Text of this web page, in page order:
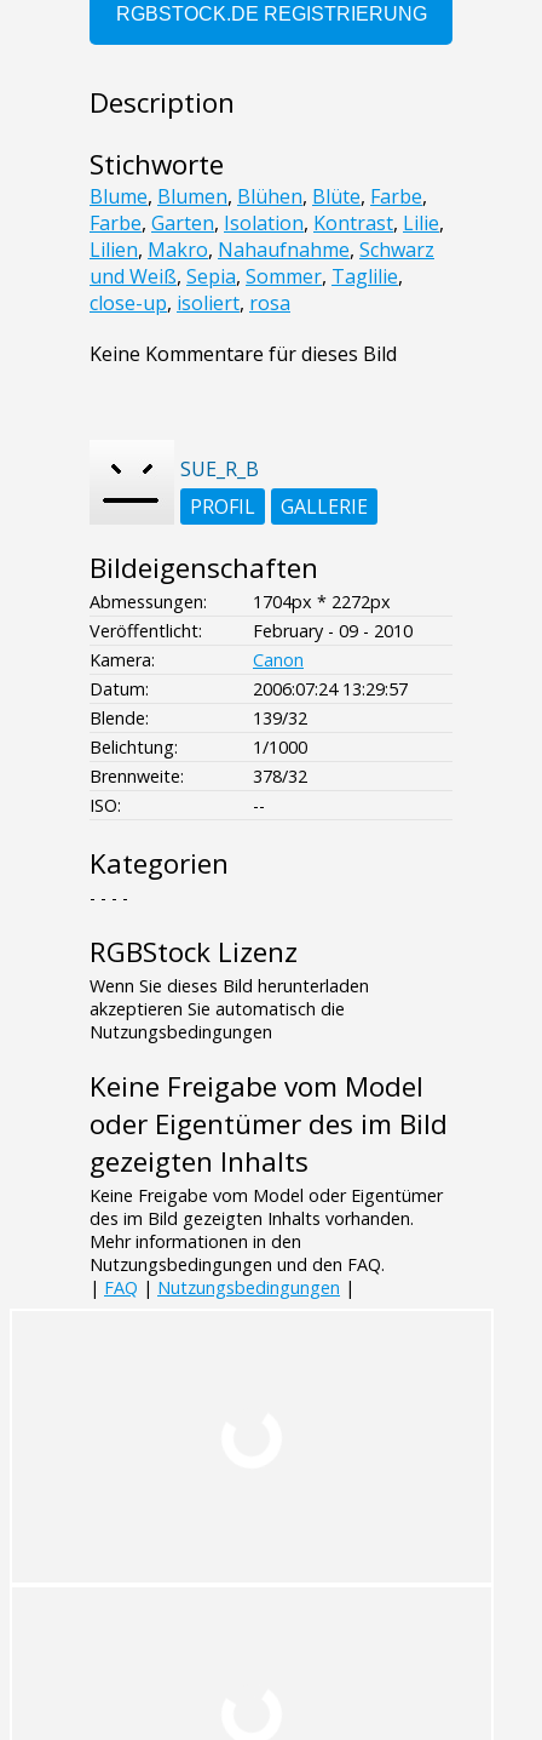
Description
Stichworte
Blume, Blumen, Blühen, Blüte, Farbe,
Farbe, Garten, Isolation, Kontrast, Lilie,
Lilien, Makro, Nahaufnahme, Schwarz
und Weiß, Sepia, Sommer, Taglilie,
close-up, isoliert, rosa
Keine Kommentare für dieses Bild
SUE_R_B
PROFIL
GALLERIE
Bildeigenschaften
Abmessungen:
1704px * 2272px
Veröffentlicht:
February - 09 - 2010
Kamera:
Canon
Datum:
2006:07:24 13:29:57
Blende:
139/32
Belichtung:
1/1000
Brennweite:
378/32
ISO:
--
Kategorien
- - - -
RGBStock Lizenz
Wenn Sie dieses Bild herunterladen
akzeptieren Sie automatisch die
Nutzungsbedingungen
Keine Freigabe vom Model
oder Eigentümer des im Bild
gezeigten Inhalts
Keine Freigabe vom Model oder Eigentümer
des im Bild gezeigten Inhalts vorhanden.
Mehr informationen in den
Nutzungsbedingungen und den FAQ.
| FAQ | Nutzungsbedingungen |